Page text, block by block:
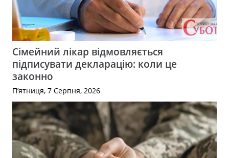
Сімейний лікар відмовляється
підписувати декларацію: коли це
законно
П’ятниця, 7 Серпня, 2026